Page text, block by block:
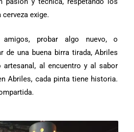
exige.
probar algo nuevo, o
de una buena birra tirada, Abriles
al encuentro y al sabor
Abriles, cada pinta tiene historia.